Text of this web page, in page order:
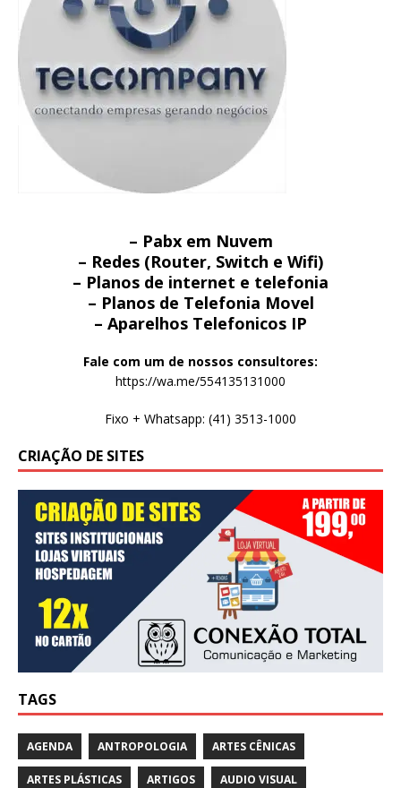
– Pabx em Nuvem
– Redes (Router, Switch e Wifi)
– Planos de internet e telefonia
– Planos de Telefonia Movel
– Aparelhos Telefonicos IP
Fale com um de nossos consultores:
https://wa.me/554135131000
Fixo + Whatsapp: (41) 3513-1000
CRIAÇÃO DE SITES
TAGS
AGENDA ANTROPOLOGIA ARTES CÊNICAS
ARTES PLÁSTICAS ARTIGOS AUDIO VISUAL